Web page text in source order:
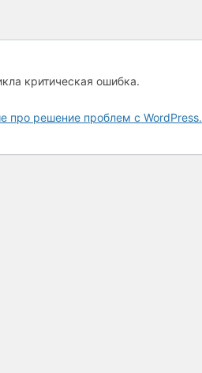
критическая ошибка.
про решение проблем с WordPress.